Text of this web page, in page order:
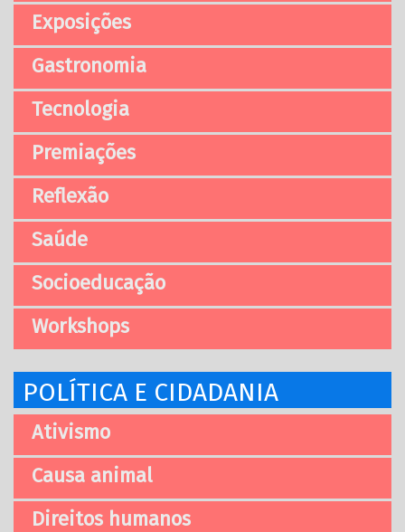
Exposições
Gastronomia
Tecnologia
Premiações
Reflexão
Saúde
Socioeducação
Workshops
POLÍTICA E CIDADANIA
Ativismo
Causa animal
Direitos humanos